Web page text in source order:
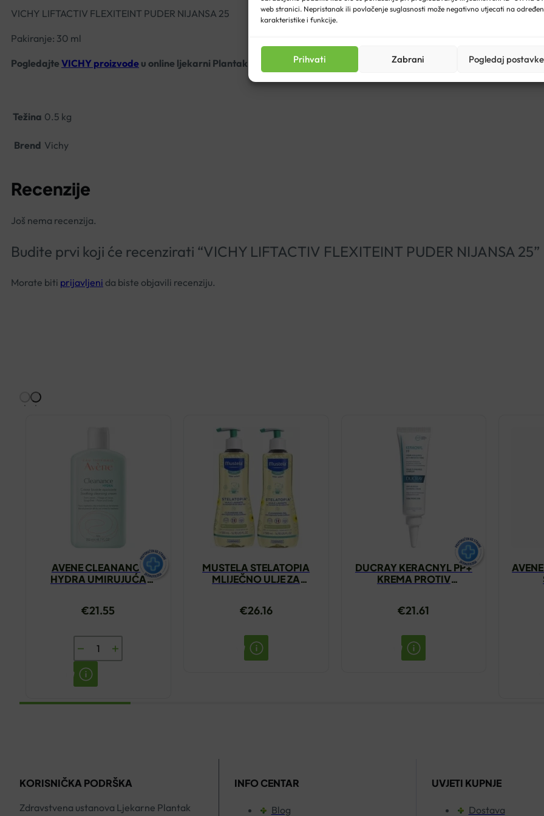
web stranici. Nepristanak ili povlačenje suglasnosti može negativno utjecati na
karakteristike i funkcije.
Prihvati Zabrani Pogledaj postavke
VICHY LIFTACTIV FLEXITEINT PUDER NIJANSA 25
Pakiranje: 30 ml
Pogledajte VICHY proizvode u online ljekarni Plantak.
Težina 0.5 kg
Brend Vichy
Recenzije
Još nema recenzija.
Budite prvi koji će recenzirati “VICHY LIFTACTIV FLEXITEINT PUDER NIJANSA 25”
Morate biti prijavljeni da biste objavili recenziju.
AVENE CLEANANCE
HYDRA UMIRUJUĆA
€21.55
AVENE
CLEANANCE
HYDRA
UMIRUJUĆA
MUSTELA STELATOPIA
MLIJEČNO ULJE ZA
€26.16
DUCRAY KERACNYL PP+
KREMA PROTIV
€21.61
KORISNIČKA PODRŠKA
Zdravstvena ustanova Ljekarne Plantak
INFO CENTAR
Blog
UVJETI KUPNJE
Dostava